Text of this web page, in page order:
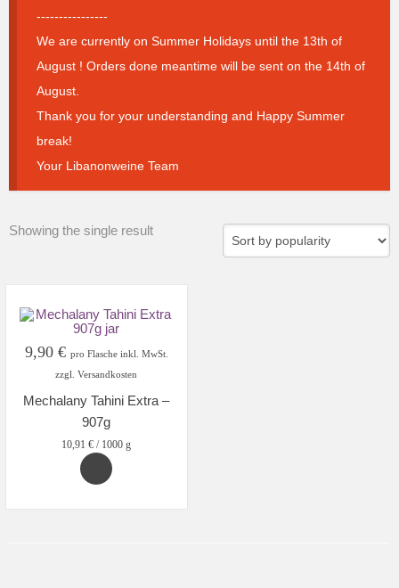
----------------
We are currently on Summer Holidays until the 13th of
August ! Orders done meantime will be sent on the 14th of
August.
Thank you for your understanding and Happy Summer
break!
Your Libanonweine Team
Showing the single result
9,90 € pro Flasche inkl. MwSt.
zzgl. Versandkosten
Mechalany Tahini Extra –
907g
10,91€ / 1000 g